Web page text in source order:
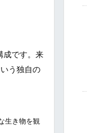
成です。来
う独自の
生き物を観